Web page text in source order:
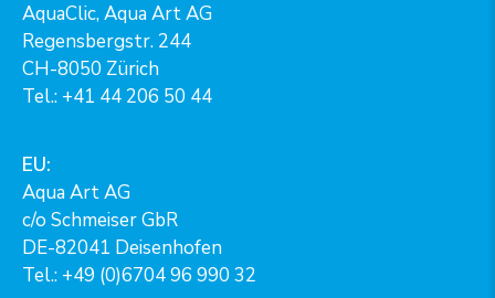
AquaClic, Aqua Art AG
Regensbergstr. 244
CH-8050 Zürich
Tel.: +41 44 206 50 44
EU:
Aqua Art AG
c/o Schmeiser GbR
DE-82041 Deisenhofen
Tel.: +49 (0)6704 96 990 32